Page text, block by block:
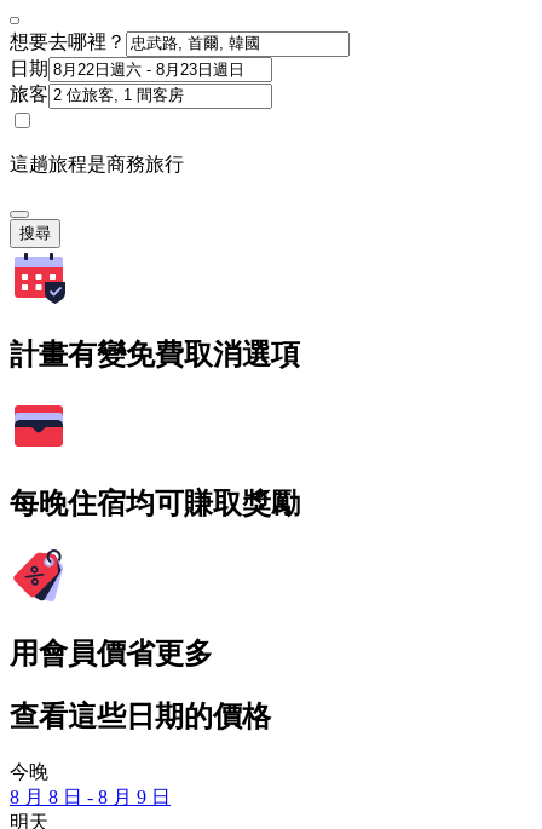
想要去哪裡？
日期
旅客
這趟旅程是商務旅行
搜尋
計畫有變免費取消選項
每晚住宿均可賺取獎勵
用會員價省更多
查看這些日期的價格
今晚
8 月 8 日 - 8 月 9 日
明天